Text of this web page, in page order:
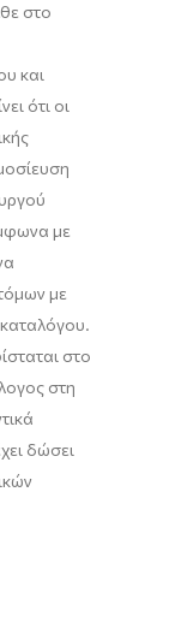
στο
και
ότι οι
με
με
στο
στη
δώσει